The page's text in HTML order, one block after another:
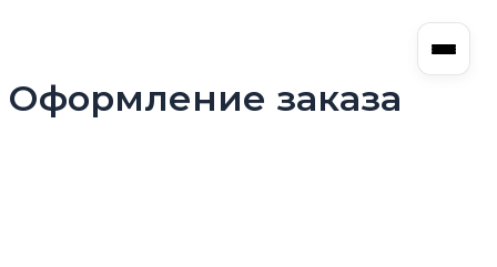
Оформление заказа